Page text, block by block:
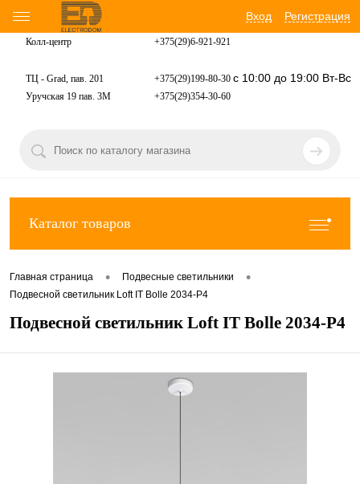
Вход Регистрация
Колл-центр +375(29)6-921-921
ТЦ - Grad, пав. 201 +375(29)199-80-30 с 10:00 до 19:00 Вт-Вс
Уручская 19 пав. 3М +375(29)354-30-60
Каталог товаров
Главная страница • Подвесные светильники •
Подвесной светильник Loft IT Bolle 2034-P4
Подвесной светильник Loft IT Bolle 2034-P4